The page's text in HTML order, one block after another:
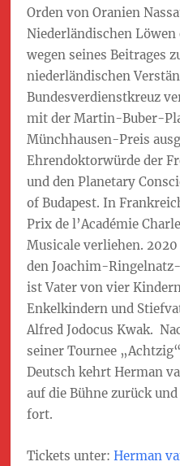
Orden von Oranien
Niederländischen
wegen seines Beitrages
niederländischen
Bundesverdienstkreuz
mit der Martin-Buber-
Münchhausen-Preis
Ehrendoktorwürde der
und den Planetary
of Budapest. In
Prix de l’Académie
Musicale verliehen.
den Joachim-
ist Vater von vier
Enkelkindern und
Alfred Jodocus Kwak.
seiner Tournee
Deutsch kehrt Herman
auf die Bühne zurück
fort.
Tickets unter:Herman